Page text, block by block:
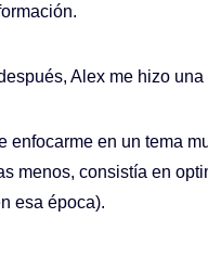
Alex me hizo
enfocarme en un tema
menos, consistía en
esa época).